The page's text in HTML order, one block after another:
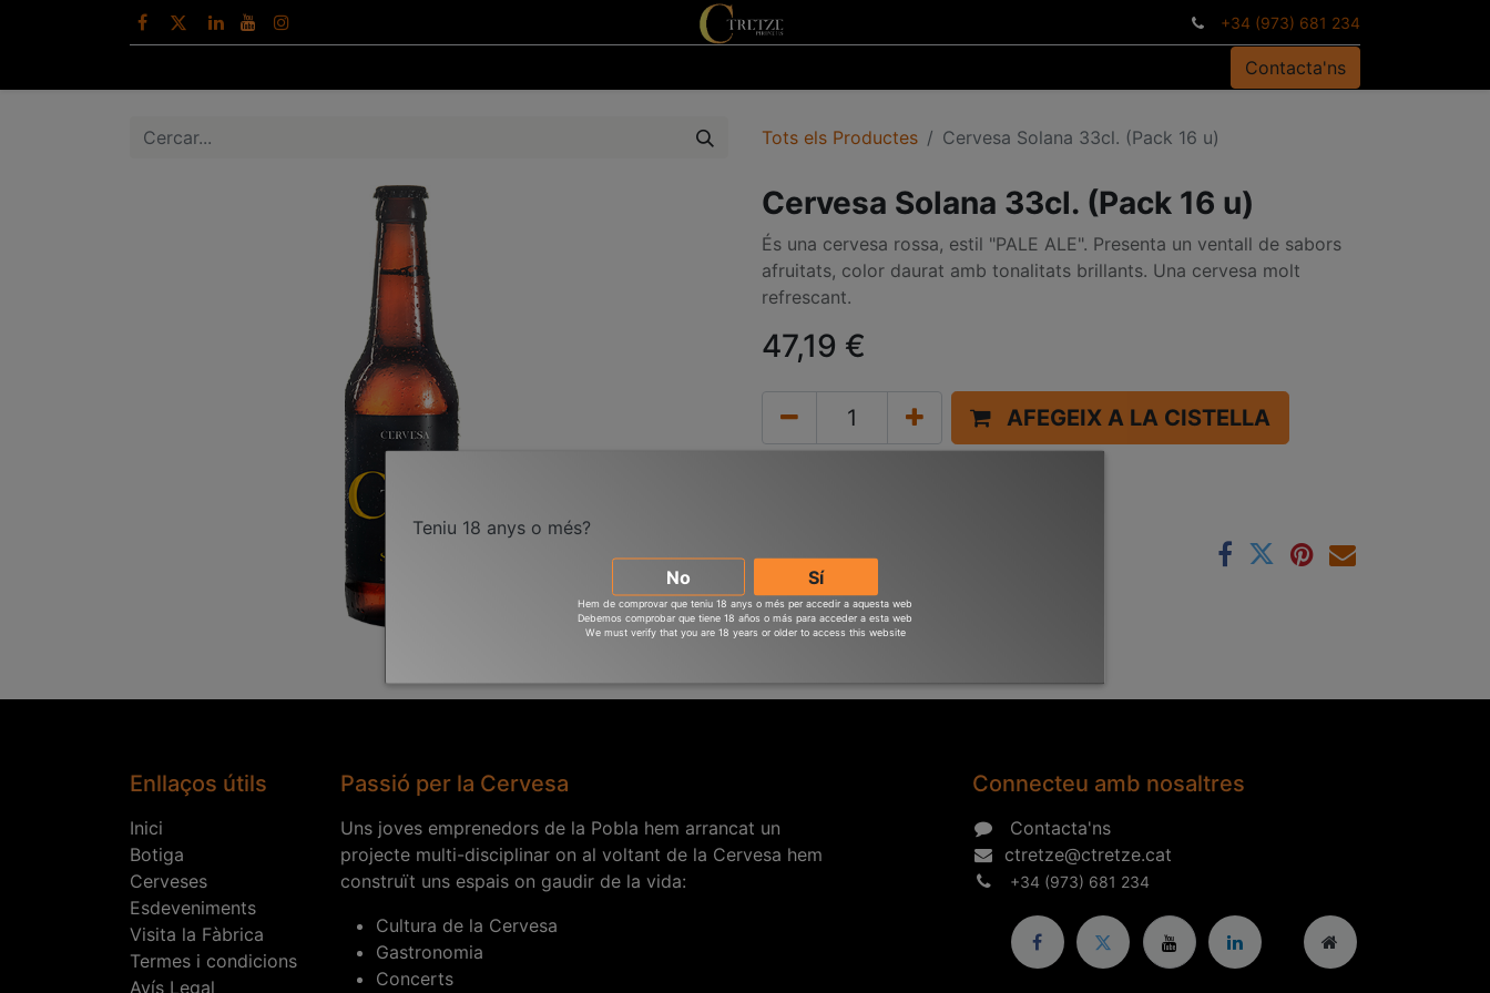
Teniu 18 anys o més?
No Sí
Hem de comprovar que teniu 18 anys o més per accedir a aquesta web
Debemos comprobar que tiene 18 años o más para acceder a esta web
We must verify that you are 18 years or older to access this website
+34 (973) 681 234
Contacta'ns
Tots els Productes Cervesa Solana 33cl. (Pack 16 u)
Cervesa Solana 33cl. (Pack 16 u)
És una cervesa rossa, estil "PALE ALE". Presenta un ventall de sabors
afruitats, color daurat amb tonalitats brillants. Una cervesa molt
refrescant.
47,19 €
AFEGEIX A LA CISTELLA
Enllaços útils
Inici
Botiga
Cerveses
Esdeveniments
Visita la Fàbrica
Termes i condicions
Avís Legal
Passió per la Cervesa
Uns joves emprenedors de la Pobla hem arrancat un
projecte multi-disciplinar on al voltant de la Cervesa hem
construït uns espais on gaudir de la vida:
Cultura de la Cervesa
Gastronomia
Concerts
Connecteu amb nosaltres
Contacta'ns
ctretze@ctretze.cat
+34 (973) 681 234